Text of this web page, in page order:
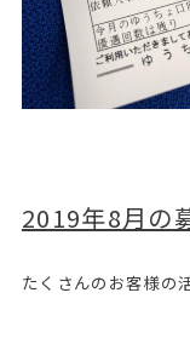
2019年8月の
たくさんのお客様の